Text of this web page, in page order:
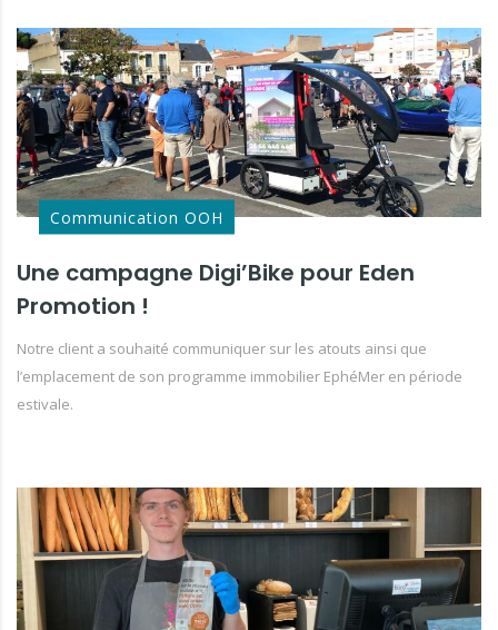
Communication OOH
Une campagne Digi’Bike pour Eden
Promotion !
Notre client a souhaité communiquer sur les atouts ainsi que
l’emplacement de son programme immobilier EphéMer en période
estivale.